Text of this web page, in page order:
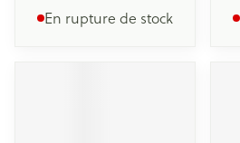
En rupture de stock